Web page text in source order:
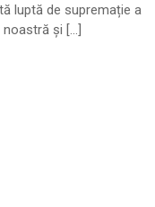
luptă de supremație a
noastră și […]